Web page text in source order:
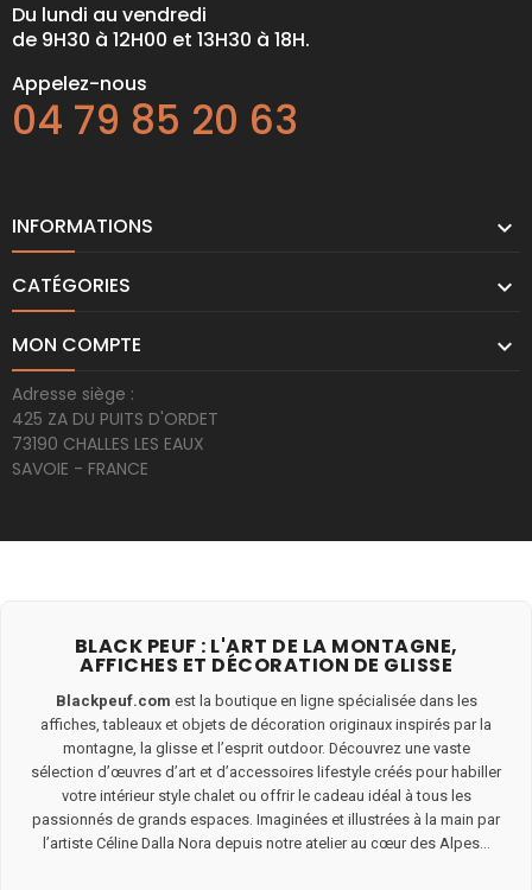
Du lundi au vendredi
de 9H30 à 12H00 et 13H30 à 18H.
Appelez-nous
04 79 85 20 63
INFORMATIONS 
CATÉGORIES 
MON COMPTE 
Adresse siège :
425 ZA DU PUITS D'ORDET
73190 CHALLES LES EAUX
SAVOIE - FRANCE
BLACK PEUF : L'ART DE LA MONTAGNE,
AFFICHES ET DÉCORATION DE GLISSE
Blackpeuf.com est la boutique en ligne spécialisée dans les
affiches, tableaux et objets de décoration originaux inspirés par la
montagne, la glisse et l’esprit outdoor. Découvrez une vaste
sélection d’œuvres d’art et d’accessoires lifestyle créés pour habiller
votre intérieur style chalet ou offrir le cadeau idéal à tous les
passionnés de grands espaces. Imaginées et illustrées à la main par
l’artiste Céline Dalla Nora depuis notre atelier au cœur des Alpes...